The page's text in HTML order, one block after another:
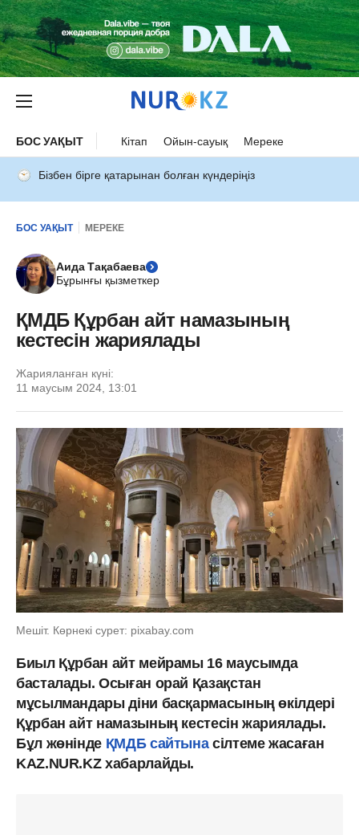
БОС УАҚЫТ Кітап Ойын-сауық Мереке
Бізбен бірге қатарынан болған күндеріңіз
БОС УАҚЫТ МЕРЕКЕ
Аида Тақабаева
Бұрынғы қызметкер
ҚМДБ Құрбан айт намазының
кестесін жариялады
Жарияланған күні:
11 маусым 2024, 13:01
Мешіт. Көрнекі сурет: pixabay.com
Биыл Құрбан айт мейрамы 16 маусымда
басталады. Осыған орай Қазақстан
мұсылмандары діни басқармасының өкілдері
Құрбан айт намазының кестесін жариялады.
Бұл жөнінде ҚМДБ сайтынасілтеме жасаған
KAZ.NUR.KZ хабарлайды.